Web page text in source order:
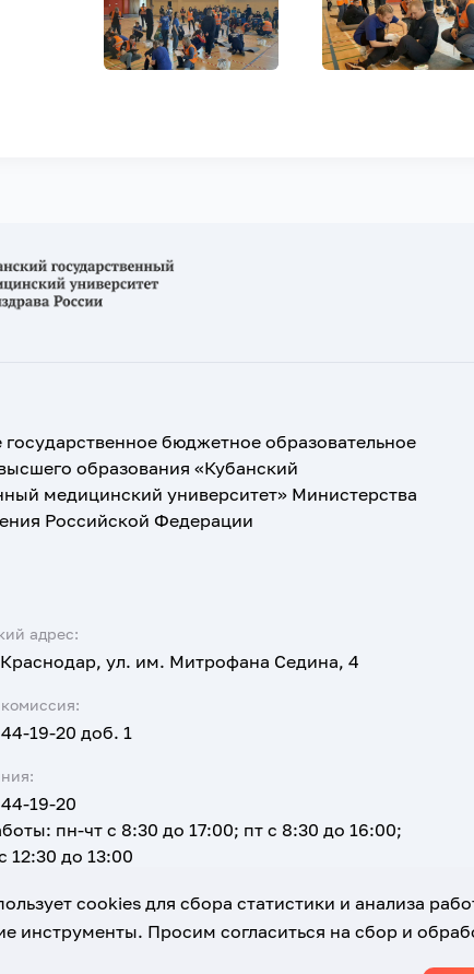
бюджетное образовательное
образования «Кубанский
медицинский университет» Министерства
Российской Федерации
адрес:
Краснодар, ул. им. Митрофана Седина, 4
19-20 доб. 1
19-20
пн-чт с 8:30 до 17:00; пт с 8:30 до 16:00;
12:30 до 13:00
cookies для сбора статистики и анализа
инструменты. Просим согласиться на сбор и